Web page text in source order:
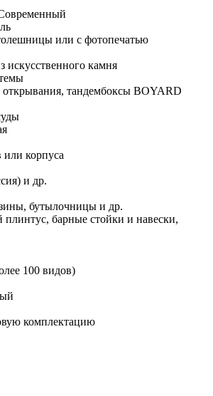
или с фотопечатью
искусственного камня
тандембоксы BOYARD
или корпуса
и др.
бутылочницы и др.
барные стойки и навески,
100 видов)
комплектацию